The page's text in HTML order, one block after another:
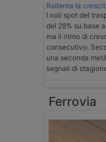
Rallenta la
I noli spot del
del 28% su base
ma il ritmo di
consecutivo.
una seconda
segnali di
Ferrovia